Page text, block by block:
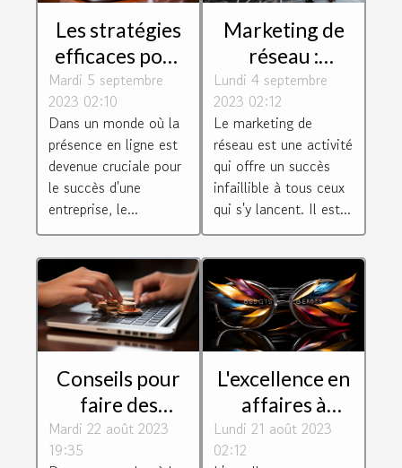
Les stratégies
efficaces pour
un
référencement
réussi à
Toulouse
Mardi 5 septembre
2023 02:10
Dans un monde où la
présence en ligne est
devenue cruciale pour
le succès d'une
entreprise, le...
Marketing de
réseau :
quelques
conseils pour
réussir dans ce
secteur
Lundi 4 septembre
2023 02:12
Le marketing de
réseau est une activité
qui offre un succès
infaillible à tous ceux
qui s'y lancent. Il est...
Conseils pour
faire des
achats en ligne
de manière
Mardi 22 août 2023
19:35
L'excellence en
affaires à
l'échelle
internationale
Lundi 21 août 2023
02:12